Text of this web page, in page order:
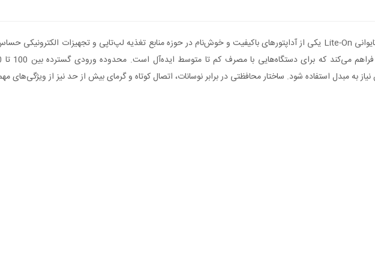
به مبدل استفاده شود. ساختار محافظتی در برابر نوسانات، اتصال کوتاه و گرمای بیش از حد نیز از